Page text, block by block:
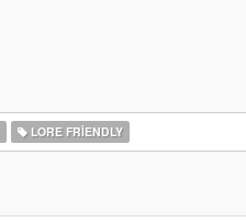
LORE FRIENDLY